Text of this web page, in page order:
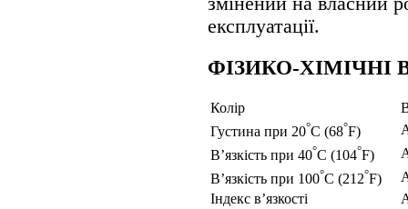
експлуатації.
ФІЗИКО-ХІМІЧНІ
Колiр
Густина при 20°C (68°F)
В’язкість при 40°C (104°F)
В’язкість при 100°C (212°F)
Індекс в’язкості